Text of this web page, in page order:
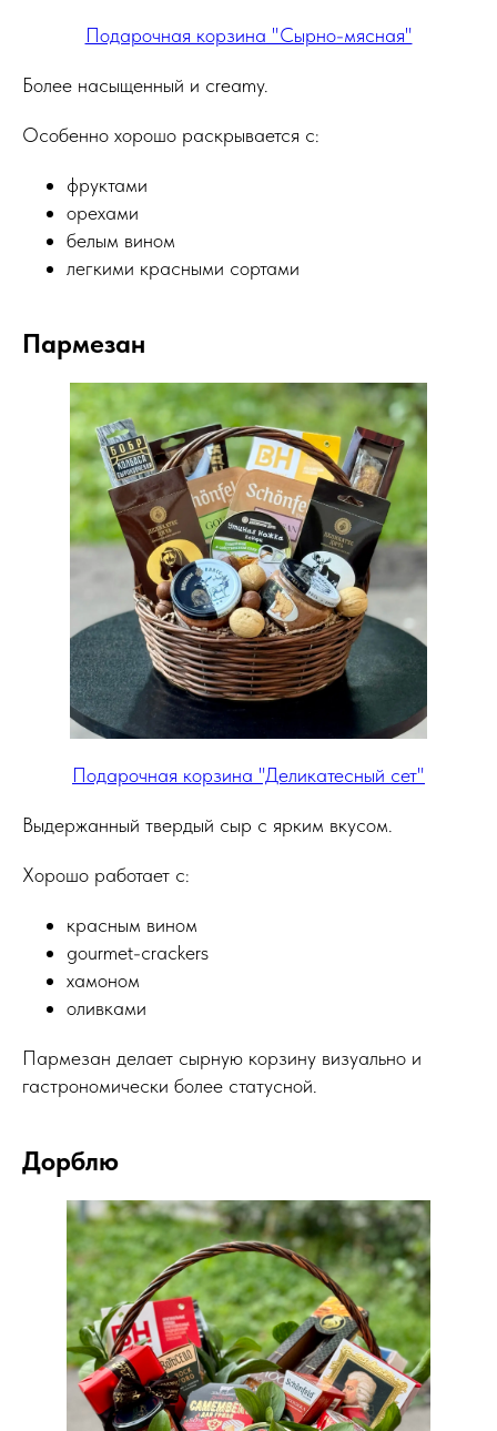
Подарочная корзина "Сырно-мясная"
Более насыщенный и creamy.
Особенно хорошо раскрывается с:
фруктами
орехами
белым вином
легкими красными сортами
Пармезан
Подарочная корзина "Деликатесный сет"
Выдержанный твердый сыр с ярким вкусом.
Хорошо работает с:
красным вином
gourmet-crackers
хамоном
оливками
Пармезан делает сырную корзину визуально и
гастрономически более статусной.
Дорблю